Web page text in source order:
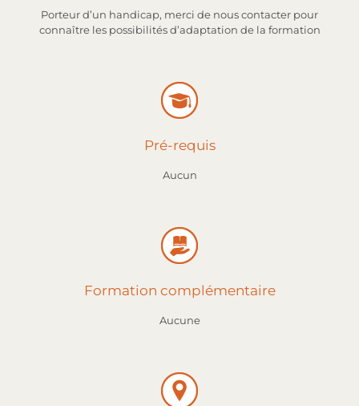
Porteur d’un handicap, merci de nous contacter pour
connaître les possibilités d’adaptation de la formation
Pré-requis
Aucun
Formation complémentaire
Aucune